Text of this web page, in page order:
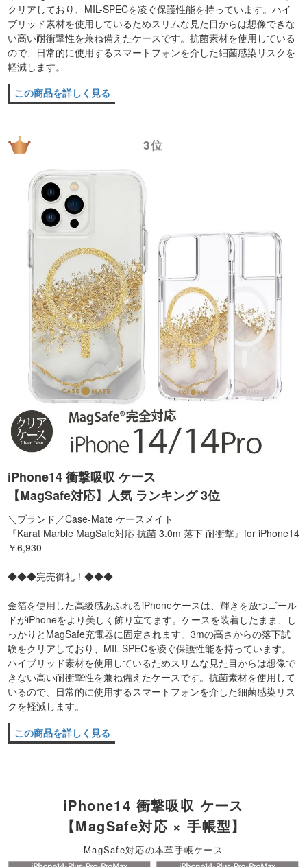
クリアしており、MIL-SPECを凌ぐ保護性能を持っています。ハイ
ブリッド素材を使用しているためスリムな見た目からは想像できな
い高い耐衝撃性を兼ね備えたケースです。抗菌素材を使用している
ので、日常的に使用するスマートフォンを介した細菌感染リスクを
軽減します。
この商品を詳しく見る
3位
iPhone14 衝撃吸収 ケース
【MagSafe対応】人気 ランキング 3位
＼ブランド／Case-Mate ケースメイト
『Karat Marble MagSafe対応 抗菌 3.0m 落下 耐衝撃』for iPhone14
￥6,930
◆◆◆完売御礼！◆◆◆
金箔を使用した高級感あふれるiPhoneケースは、輝きを放つゴール
ドがiPhoneをより美しく飾り立てます。ケースを装着したまま、し
っかりとMagSafe充電器に固定されます。3mの高さからの落下試
験をクリアしており、MIL-SPECを凌ぐ保護性能を持っています。
ハイブリッド素材を使用しているためスリムな見た目からは想像で
きない高い耐衝撃性を兼ね備えたケースです。抗菌素材を使用して
いるので、日常的に使用するスマートフォンを介した細菌感染リス
クを軽減します。
この商品を詳しく見る
iPhone14 衝撃吸収 ケース
【MagSafe対応 × 手帳型】
MagSafe対応の本革手帳ケース